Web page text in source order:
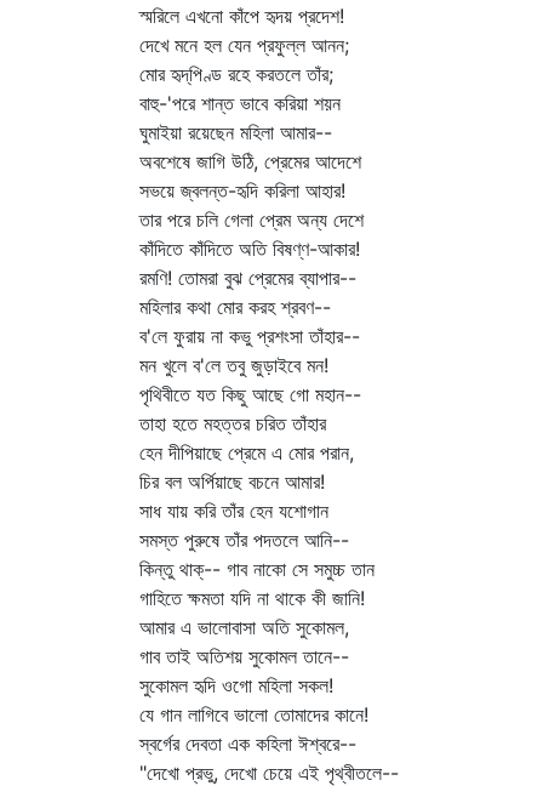
স্মরিলে এখনো কাঁপে হৃদয় প্রদেশ!
দেখে মনে হল যেন প্রফুল্ল আনন;
মোর হৃদ্‌পিণ্ড রহে করতলে তাঁর;
বাহু-'পরে শান্ত ভাবে করিয়া শয়ন
ঘুমাইয়া রয়েছেন মহিলা আমার--
অবশেষে জাগি উঠি, প্রেমের আদেশে
সভয়ে জ্বলন্ত-হৃদি করিলা আহার!
তার পরে চলি গেলা প্রেম অন্য দেশে
কাঁদিতে কাঁদিতে অতি বিষণ্ণ-আকার!
রমণি! তোমরা বুঝ প্রেমের ব্যাপার--
মহিলার কথা মোর করহ শ্রবণ--
ব'লে ফুরায় না কভু প্রশংসা তাঁহার--
মন খুলে ব'লে তবু জুড়াইবে মন!
পৃথিবীতে যত কিছু আছে গো মহান--
তাহা হতে মহত্তর চরিত তাঁহার
হেন দীপিয়াছে প্রেমে এ মোর পরান,
চির বল অর্পিয়াছে বচনে আমার!
সাধ যায় করি তাঁর হেন যশোগান
সমস্ত পুরুষে তাঁর পদতলে আনি--
কিন্তু থাক্‌-- গাব নাকো সে সমুচ্চ তান
গাহিতে ক্ষমতা যদি না থাকে কী জানি!
আমার এ ভালোবাসা অতি সুকোমল,
গাব তাই অতিশয় সুকোমল তানে--
সুকোমল হৃদি ওগো মহিলা সকল!
যে গান লাগিবে ভালো তোমাদের কানে!
স্বর্গের দেবতা এক কহিলা ঈশ্বরে--
"দেখো প্রভু, দেখো চেয়ে এই পৃথ্বীতলে--